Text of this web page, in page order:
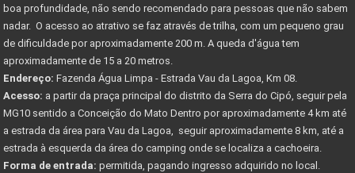
boa profundidade, não sendo recomendado para pessoas que não sabem
nadar. O acesso ao atrativo se faz através de trilha, com um pequeno grau
de dificuldade por aproximadamente 200 m. A queda d'água tem
aproximadamente de 15 a 20 metros.
Endereço: Fazenda Água Limpa - Estrada Vau da Lagoa, Km 08.
Acesso: a partir da praça principal do distrito da Serra do Cipó, seguir pela
MG10 sentido a Conceição do Mato Dentro por aproximadamente 4 km até
a estrada da área para Vau da Lagoa, seguir aproximadamente 8 km, até a
estrada à esquerda da área do camping onde se localiza a cachoeira.
Forma de entrada: permitida, pagando ingresso adquirido no local.